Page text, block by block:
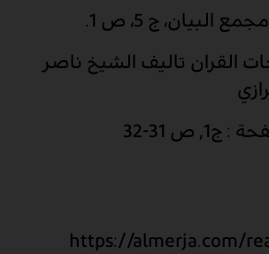
البيان، ج 5، ص 1 .
القران تاليف الشيخ ناصر
ص 31-32
https://almerja.com/